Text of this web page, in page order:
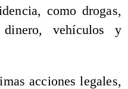
como drogas,
dinero, vehículos y
acciones legales,